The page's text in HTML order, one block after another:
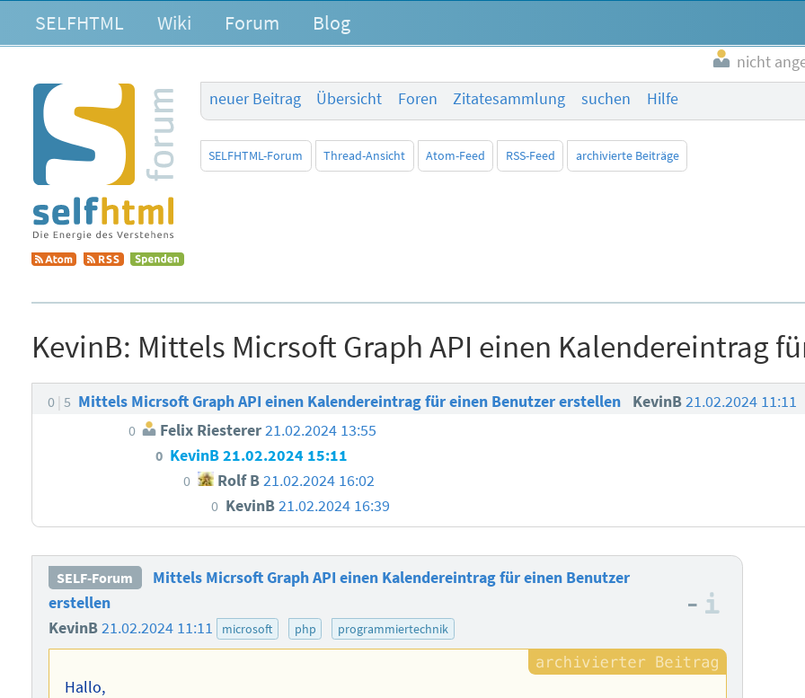
SELFHTML Wiki Forum Blog
nicht
neuer Beitrag
Übersicht Foren Zitatesammlung suchen Hilfe
SELFHTML-Forum Thread-Ansicht Atom-Feed RSS-Feed archivierte Beiträge
KevinB: Mittels Micrsoft Graph API einen Kalendereintrag
0 5 Mittels Micrsoft Graph API einen Kalendereintrag für einen Benutzer erstellen KevinB21.02.2024 11:11
0 Felix Riesterer21.02.2024 13:55
0 KevinB21.02.2024 15:11
0 Rolf B21.02.2024 16:02
0 KevinB21.02.2024 16:39
SELF-Forum
Mittels Micrsoft Graph API einen Kalendereintrag für einen Benutzer
erstellen
KevinB21.02.2024 11:11 microsoft php programmiertechnik
–
Hallo,